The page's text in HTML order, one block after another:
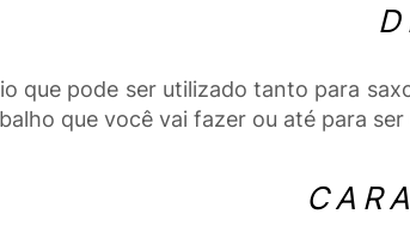
que pode ser utilizado tanto para
que você vai fazer ou até para